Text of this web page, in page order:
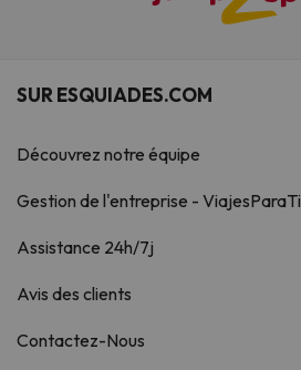
SUR ESQUIADES.COM
Découvrez notre équipe
Gestion de l'entreprise - ViajesParaTi
Assistance 24h/7j
Avis des clients
Contactez-Nous